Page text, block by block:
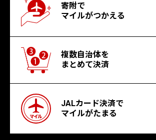
寄附で
マイルがつかえる
複数自治体を
まとめて決済
JALカード決済で
マイルがたまる